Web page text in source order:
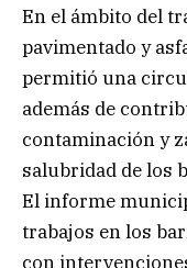
En el ámbito del
pavimentado y
permitió una
además de
contaminación y
salubridad de los
El informe
trabajos en los
con